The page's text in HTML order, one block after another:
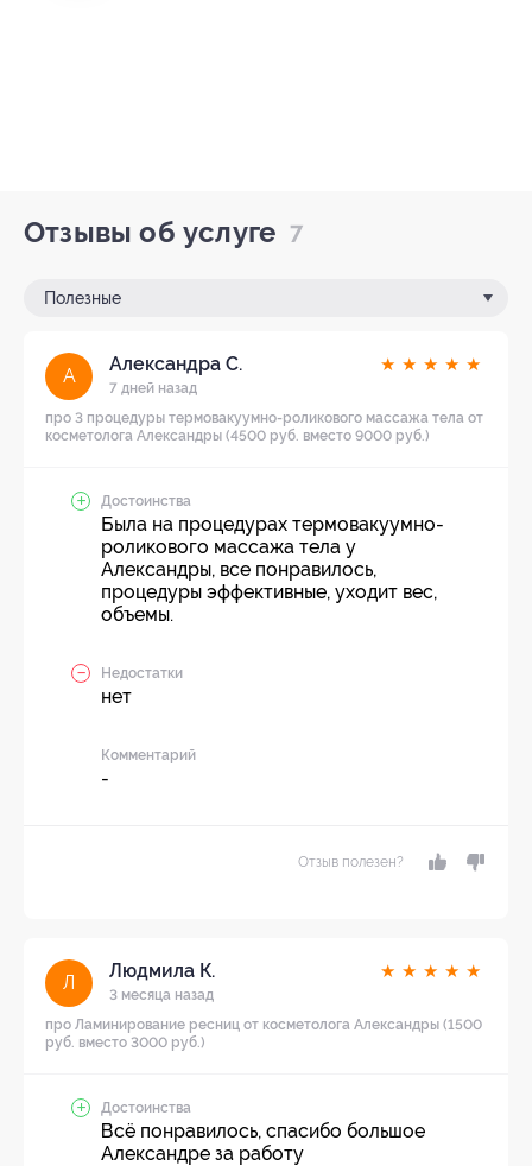
Отзывы об услуге 7
Полезные
А
Александра С.
7 дней назад
★ ★ ★ ★ ★
про 3 процедуры термовакуумно-роликового массажа тела от
косметолога Александры (4500 руб. вместо 9000 руб.)
Достоинства
Была на процедурах термовакуумно-
роликового массажа тела у
Александры, все понравилось,
процедуры эффективные, уходит вес,
объемы.
Недостатки
нет
Комментарий
-
Отзыв полезен?
Л
Людмила К.
3 месяца назад
★ ★ ★ ★ ★
про Ламинирование ресниц от косметолога Александры (1500
руб. вместо 3000 руб.)
Достоинства
Всё понравилось, спасибо большое
Александре за работу